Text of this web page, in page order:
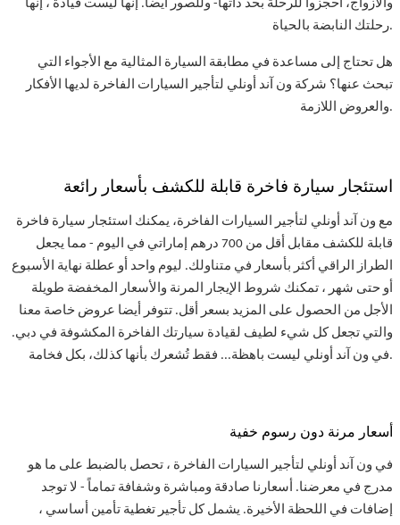
والأزواج، احجزوا للرحلة بحد ذاتها- وللصور أيضاً. إنها ليست قيادة ، إنها
رحلتك النابضة بالحياة.
هل تحتاج إلى مساعدة في مطابقة السيارة المثالية مع الأجواء التي
تبحث عنها؟ شركة ون آند أونلي لتأجير السيارات الفاخرة لديها الأفكار
والعروض اللازمة.
استئجار سيارة فاخرة قابلة للكشف بأسعار رائعة
مع ون آند أونلي لتأجير السيارات الفاخرة، يمكنك استئجار سيارة فاخرة
قابلة للكشف مقابل أقل من 700 درهم إماراتي في اليوم - مما يجعل
الطراز الراقي أكثر بأسعار في متناولك. ليوم واحد أو عطلة نهاية الأسبوع
أو حتى شهر ، تمكنك شروط الإيجار المرنة والأسعار المخفضة طويلة
الأجل من الحصول على المزيد بسعر أقل. تتوفر أيضا عروض خاصة معنا
والتي تجعل كل شيء لطيف لقيادة سيارتك الفاخرة المكشوفة في دبي.
في ون آند أونلي ليست باهظة... فقط تُشعرك بأنها كذلك، بكل فخامة.
أسعار مرنة دون رسوم خفية
في ون آند أونلي لتأجير السيارات الفاخرة ، تحصل بالضبط على ما هو
مدرج في معرضنا. أسعارنا صادقة ومباشرة وشفافة تماماً - لا توجد
إضافات في اللحظة الأخيرة. يشمل كل تأجير تغطية تأمين أساسي ،